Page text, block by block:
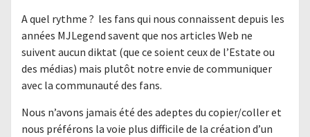
A quel rythme ? les fans qui nous connaissent depuis les
années MJLegend savent que nos articles Web ne
suivent aucun diktat (que ce soient ceux de l’Estate ou
des médias) mais plutôt notre envie de communiquer
avec la communauté des fans.
Nous n’avons jamais été des adeptes du copier/coller et
nous préférons la voie plus difficile de la création d’un